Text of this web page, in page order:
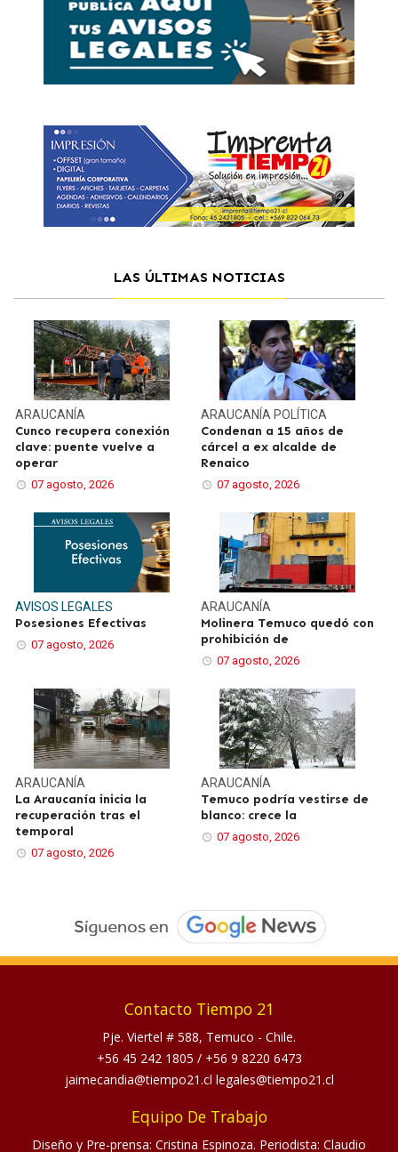
LAS ÚLTIMAS NOTICIAS
ARAUCANÍA
Cunco recupera conexión
clave: puente vuelve a
operar
07 agosto, 2026
ARAUCANÍA POLÍTICA
Condenan a 15 años de
cárcel a ex alcalde de
Renaico
07 agosto, 2026
AVISOS LEGALES
Posesiones Efectivas
07 agosto, 2026
ARAUCANÍA
Molinera Temuco quedó con
prohibición de
07 agosto, 2026
ARAUCANÍA
La Araucanía inicia la
recuperación tras el
temporal
07 agosto, 2026
ARAUCANÍA
Temuco podría vestirse de
blanco: crece la
07 agosto, 2026
Contacto Tiempo 21
Pje. Viertel # 588, Temuco - Chile.
+56 45 242 1805 / +56 9 8220 6473
jaimecandia@tiempo21.cl legales@tiempo21.cl
Equipo De Trabajo
Diseño y Pre-prensa: Cristina Espinoza. Periodista: Claudio